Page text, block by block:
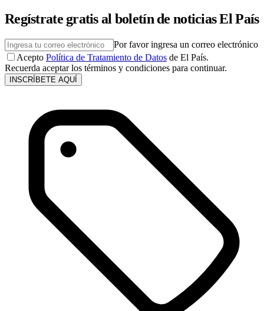
Regístrate gratis al boletín de noticias El País
Por favor ingresa un correo electrónico
Acepto Política de Tratamiento de Datos de El País.
Recuerda aceptar los términos y condiciones para continuar.
INSCRÍBETE AQUÍ